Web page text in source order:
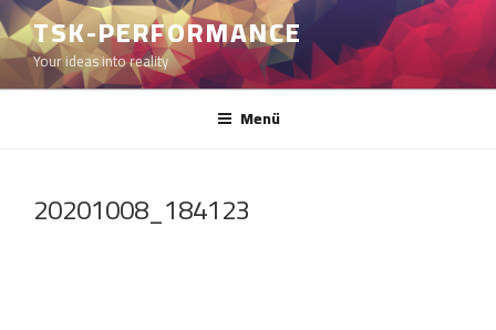
Zum
Inhalt
springen
TSK-PERFORMANCE
Your ideas into reality
Menü
20201008_184123